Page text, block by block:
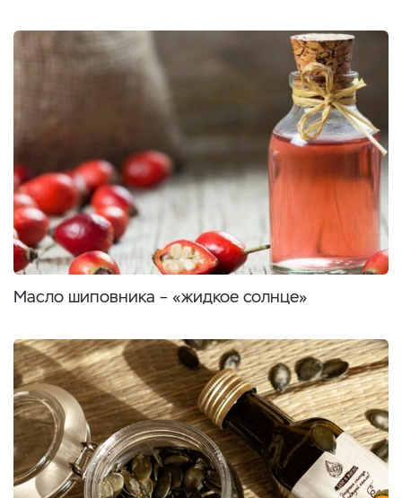
Масло шиповника – «жидкое солнце»